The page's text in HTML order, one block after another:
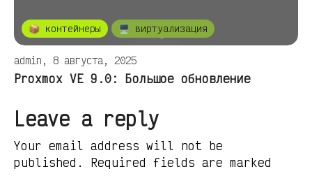
📦 контейнеры 🖥️ виртуализация
admin, 8 августа, 2025
Proxmox VE 9.0: Большое обновление
Leave a reply
Your email address will not be
published. Required fields are marked